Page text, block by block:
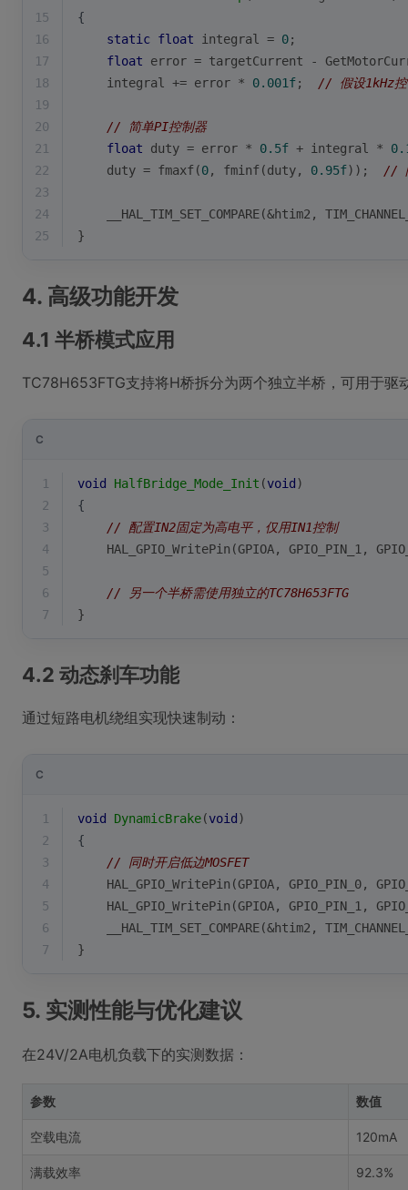
15
{
16
static float integral = 0;
17
float error = targetCurrent -
18
    integral += error *
0.001f; // 假设1kHz控
19
20
// 简单PI控制器
21
float duty = error * 0.5f + integral *
22
    duty = fmaxf(
0, fminf(duty, 0.95f)); //
23
24
__HAL_TIM_SET_COMPARE(&htim2,
25
}
4. 高级功能开发
4.1 半桥模式应用
TC78H653FTG支持将H桥拆分为两个独立半桥，可用于驱
C
1 void HalfBridge_Mode_Init (void )
2
{
3
// 配置IN2固定为高电平，仅用IN1控制
4
HAL_GPIO_WritePin(GPIOA, GPIO_PIN_1,
5
6
// 另一个半桥需使用独立的TC78H653FTG
7
}
4.2 动态刹车功能
通过短路电机绕组实现快速制动：
C
1 void DynamicBrake(void )
2
{
3
// 同时开启低边MOSFET
4
HAL_GPIO_WritePin(GPIOA, GPIO_PIN_0,
5
HAL_GPIO_WritePin(GPIOA, GPIO_PIN_1,
6
__HAL_TIM_SET_COMPARE(&htim2,
7
}
5. 实测性能与优化建议
在24V/2A电机负载下的实测数据：
参数 数值
空载电流 120mA
满载效率 92.3%